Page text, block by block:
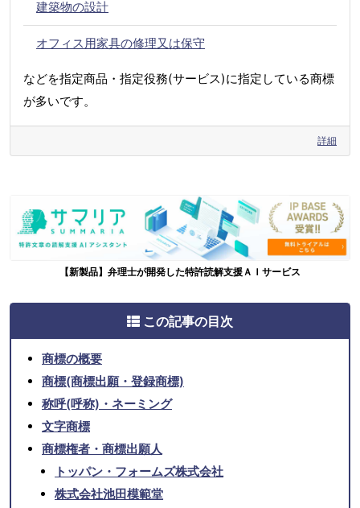
建築物の設計
オフィス用家具の修理又は保守
などを指定商品・指定役務(サービス)に指定している商標
が多いです。
詳細
【新製品】弁理士が開発した特許読解支援ＡＩサービス
この記事の目次
商標の概要
商標(商標出願・登録商標)
称呼(呼称)・ネーミング
文字商標
商標権者・商標出願人
トッパン・フォームズ株式会社
株式会社池田模範堂